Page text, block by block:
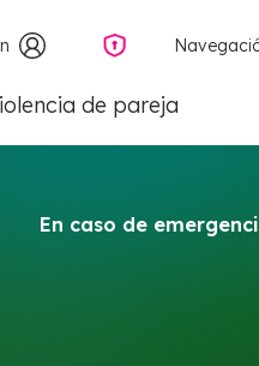
de pareja
En caso de